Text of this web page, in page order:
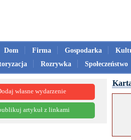
Dom Firma Gospodarka
Rozrywka Społeczeństwo
własne wydarzenie
artykuł z linkami